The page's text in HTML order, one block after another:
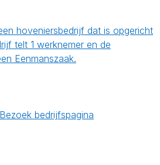
hoveniersbedrijf dat is opgericht
telt 1 werknemer en de
Eenmanszaak.
Bezoek bedrijfspagina